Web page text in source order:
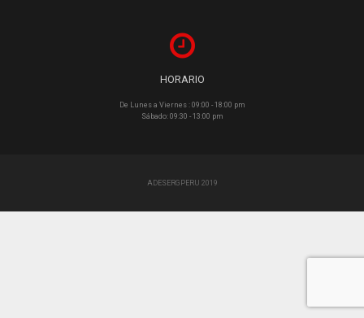
HORARIO
De Lunes a Viernes : 09:00 - 18:00 pm
Sábado: 09:30 - 13:00 pm
ADESERGPERU 2019